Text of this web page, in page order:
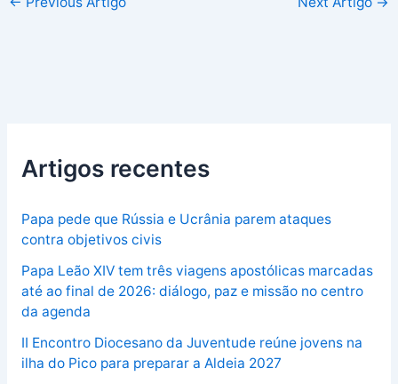
Artigos recentes
Papa pede que Rússia e Ucrânia parem ataques
contra objetivos civis
Papa Leão XIV tem três viagens apostólicas marcadas
até ao final de 2026: diálogo, paz e missão no centro
da agenda
II Encontro Diocesano da Juventude reúne jovens na
ilha do Pico para preparar a Aldeia 2027